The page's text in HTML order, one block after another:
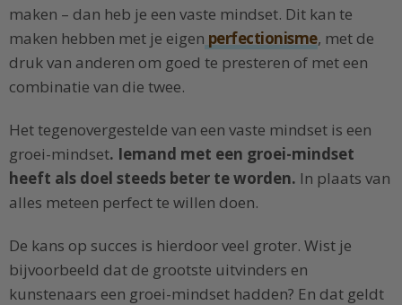
maken – dan heb je een vaste mindset. Dit kan te
maken hebben met je eigen perfectionisme, met de
druk van anderen om goed te presteren of met een
combinatie van die twee.
Het tegenovergestelde van een vaste mindset is een
groei-mindset. Iemand met een groei-mindset
heeft als doel steeds beter te worden. In plaats van
alles meteen perfect te willen doen.
De kans op succes is hierdoor veel groter. Wist je
bijvoorbeeld dat de grootste uitvinders en
kunstenaars een groei-mindset hadden? En dat geldt